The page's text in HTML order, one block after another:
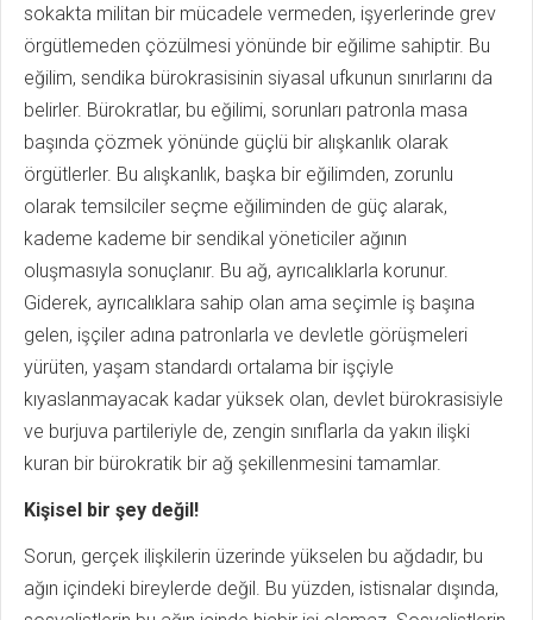
sokakta militan bir mücadele vermeden, işyerlerinde grev
örgütlemeden çözülmesi yönünde bir eğilime sahiptir. Bu
eğilim, sendika bürokrasisinin siyasal ufkunun sınırlarını da
belirler. Bürokratlar, bu eğilimi, sorunları patronla masa
başında çözmek yönünde güçlü bir alışkanlık olarak
örgütlerler. Bu alışkanlık, başka bir eğilimden, zorunlu
olarak temsilciler seçme eğiliminden de güç alarak,
kademe kademe bir sendikal yöneticiler ağının
oluşmasıyla sonuçlanır. Bu ağ, ayrıcalıklarla korunur.
Giderek, ayrıcalıklara sahip olan ama seçimle iş başına
gelen, işçiler adına patronlarla ve devletle görüşmeleri
yürüten, yaşam standardı ortalama bir işçiyle
kıyaslanmayacak kadar yüksek olan, devlet bürokrasisiyle
ve burjuva partileriyle de, zengin sınıflarla da yakın ilişki
kuran bir bürokratik bir ağ şekillenmesini tamamlar.
Kişisel bir şey değil!
Sorun, gerçek ilişkilerin üzerinde yükselen bu ağdadır, bu
ağın içindeki bireylerde değil. Bu yüzden, istisnalar dışında,